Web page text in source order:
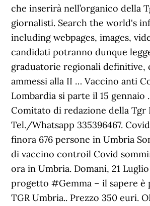
che inserirà nell’organico della
giornalisti. Search the world's
including webpages, images,
candidati potranno dunque
graduatorie regionali definitive,
ammessi alla II … Vaccino anti
Lombardia si parte il 15 gennaio
Comitato di redazione della Tgr
Tel./Whatsapp 335396467.
finora 676 persone in Umbria
di vaccino controil Covid
ora in Umbria. Domani, 21
progetto #Gemma – il sapere è
TGR Umbria.. Prezzo 350 euri.